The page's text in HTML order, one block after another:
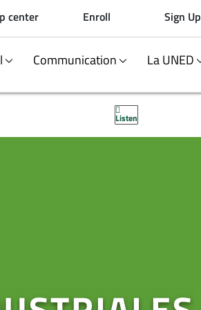
center Enroll Sign Up
Communication La UNED
Listen